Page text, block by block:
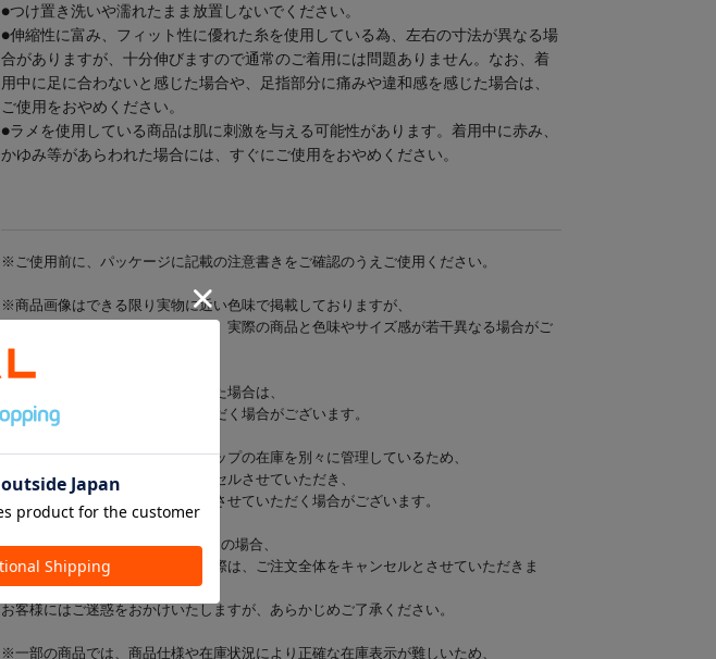
●つけ置き洗いや濡れたまま放置しないでください。
●伸縮性に富み、フィット性に優れた糸を使用している為、左右の寸法が異なる場
合がありますが、十分伸びますので通常のご着用には問題ありません。なお、着
用中に足に合わないと感じた場合や、足指部分に痛みや違和感を感じた場合は、
ご使用をおやめください。
●ラメを使用している商品は肌に刺激を与える可能性があります。着用中に赤み、
かゆみ等があらわれた場合には、すぐにご使用をおやめください。
※ご使用前に、パッケージに記載の注意書きをご確認のうえご使用ください。
※商品画像はできる限り実物に近い色味で掲載しておりますが、
光の当たり方やご覧の環境により、実際の商品と色味やサイズ感が若干異なる場合がご
ざいます。
※出荷前に商品不具合が確認された場合は、
該当商品をキャンセルさせていただく場合がございます。
※当店では店舗とオンラインショップの在庫を別々に管理しているため、
在庫状況により一部商品をキャンセルさせていただき、
在庫をご用意できた商品のみ発送させていただく場合がございます。
※お支払い方法がd払い・メルペイの場合、
一部商品のキャンセルが発生した際は、ご注文全体をキャンセルとさせていただきま
す。
お客様にはご迷惑をおかけいたしますが、あらかじめご了承ください。
※一部の商品では、商品仕様や在庫状況により正確な在庫表示が難しいため、